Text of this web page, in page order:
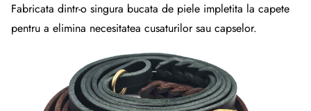
Fabricata dintr-o singura bucata de piele impletita la capete
pentru a elimina necesitatea cusaturilor sau capselor.